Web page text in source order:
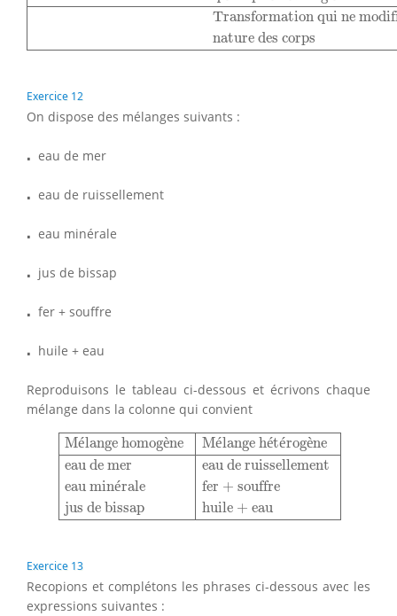
Transformation qui ne
nature des corps
Exercice 12
On dispose des mélanges suivants :
⋅⋅ eau de mer
⋅⋅ eau de ruissellement
⋅⋅ eau minérale
⋅⋅ jus de bissap
⋅⋅ fer + souffre
⋅⋅ huile + eau
Reproduisons le tableau ci-dessous et écrivons chaque
mélange dans la colonne qui convient
Mélange homogène Mélange hétérogène
eau de mer
eau de ruissellement
eau minérale
fer + souffre
jus de bissap
huile + eau
Mélange homogèneMélange hétérogèneeau de
Exercice 13
Recopions et complétons les phrases ci-dessous avec les
expressions suivantes :